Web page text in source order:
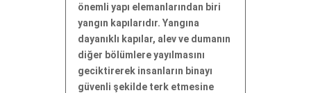
önemli yapı elemanlarından biri
yangın kapılarıdır. Yangına
dayanıklı kapılar, alev ve dumanın
diğer bölümlere yayılmasını
geciktirerek insanların binayı
güvenli şekilde terk etmesine